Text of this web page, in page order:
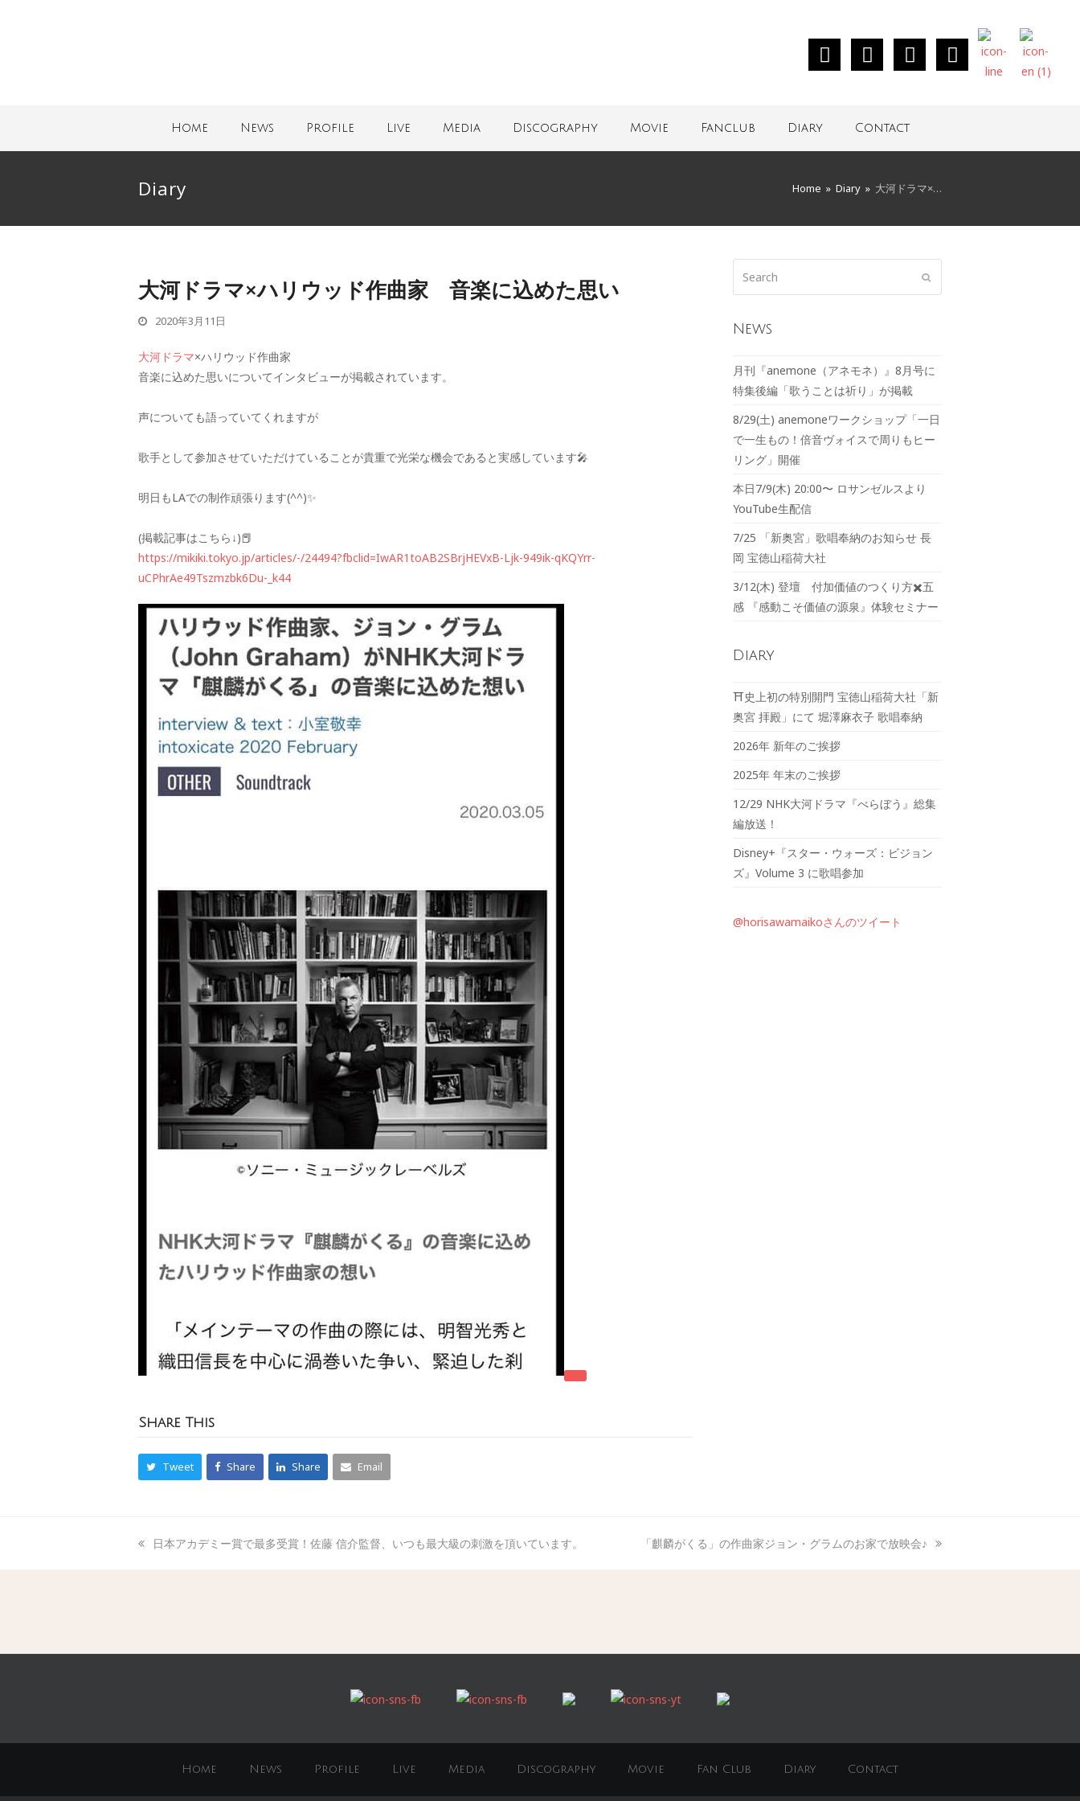
Home News Profile Live Media Discography Movie Fanclub Diary Contact
Diary Home » Diary » 大河ドラマ×…
大河ドラマ×ハリウッド作曲家 音楽に込めた思い
2020年3月11日
大河ドラマ×ハリウッド作曲家
音楽に込めた思いについてインタビューが掲載されています。
声についても語っていてくれますが
歌手として参加させていただけていることが貴重で光栄な機会であると実感しています🎤
明日もLAでの制作頑張ります(^^)✨
(掲載記事はこちら↓)📕
https://mikiki.tokyo.jp/articles/-/24494?fbclid=IwAR1toAB2SBrjHEVxB-Ljk-949ik-qKQYrr-
uCPhrAe49Tszmzbk6Du-_k44
Share This
Tweet Share Share Email
News
月刊『anemone（アネモネ）』8月号に
特集後編「歌うことは祈り」が掲載
8/29(土) anemoneワークショップ「一日
で一生もの！倍音ヴォイスで周りもヒー
リング」開催
本日7/9(木) 20:00〜 ロサンゼルスより
YouTube生配信
7/25 「新奥宮」歌唱奉納のお知らせ 長
岡 宝徳山稲荷大社
3/12(木) 登壇 付加価値のつくり方✖️五
感 『感動こそ価値の源泉』体験セミナー
Diary
⛩️史上初の特別開門 宝徳山稲荷大社「新
奥宮 拝殿」にて 堀澤麻衣子 歌唱奉納
2026年 新年のご挨拶
2025年 年末のご挨拶
12/29 NHK大河ドラマ『べらぼう』総集
編放送！
Disney+『スター・ウォーズ：ビジョン
ズ』Volume 3 に歌唱参加
@horisawamaikoさんのツイート
日本アカデミー賞で最多受賞！佐藤 信介監督、いつも最大級の刺激を頂いています。 「麒麟がくる」の作曲家ジョン・グラムのお家で放映会♪
Home News Profile Live Media Discography Movie Fan Club Diary Contact